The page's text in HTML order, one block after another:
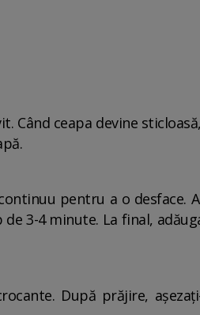
ceapa devine
pentru a o desface.
3-4 minute. La final,
După prăjire,